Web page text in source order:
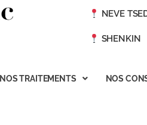
NEVE
SHENKIN
NOS TRAITEMENTS NOS